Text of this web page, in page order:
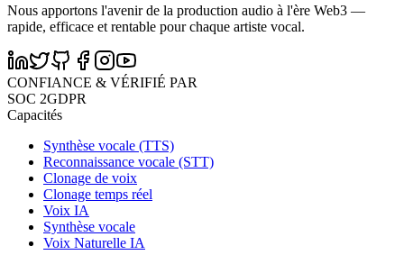
Nous apportons l'avenir de la production audio à l'ère Web3 —
rapide, efficace et rentable pour chaque artiste vocal.
CONFIANCE & VÉRIFIÉ PAR
SOC 2GDPR
Capacités
Synthèse vocale (TTS)
Reconnaissance vocale (STT)
Clonage de voix
Clonage temps réel
Voix IA
Synthèse vocale
Voix Naturelle IA